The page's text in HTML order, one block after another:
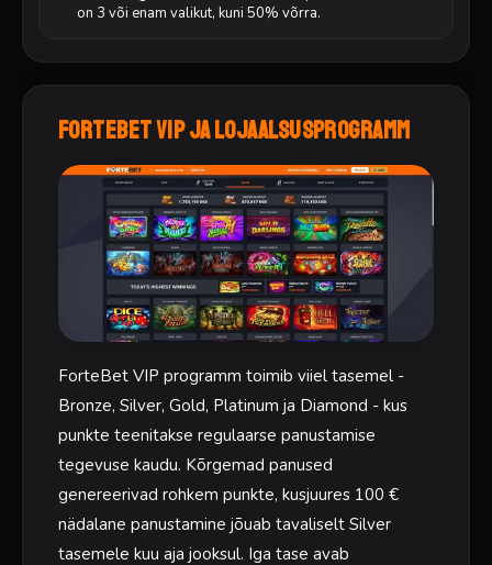
on 3 või enam valikut, kuni 50% võrra.
ForteBet VIP ja lojaalsusprogramm
ForteBet VIP programm toimib viiel tasemel -
Bronze, Silver, Gold, Platinum ja Diamond - kus
punkte teenitakse regulaarse panustamise
tegevuse kaudu. Kõrgemad panused
genereerivad rohkem punkte, kusjuures 100 €
nädalane panustamine jõuab tavaliselt Silver
tasemele kuu aja jooksul. Iga tase avab